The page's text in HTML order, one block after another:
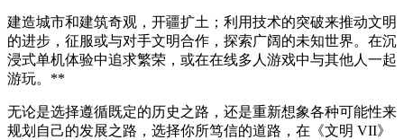
建造城市和建筑奇观，开疆扩土；利用技术的突破来推动文明
的进步，征服或与对手文明合作，探索广阔的未知世界。在沉
浸式单机体验中追求繁荣，或在在线多人游戏中与其他人一起
游玩。**
无论是选择遵循既定的历史之路，还是重新想象各种可能性来
规划自己的发展之路，选择你所笃信的道路，在《文明 VII》